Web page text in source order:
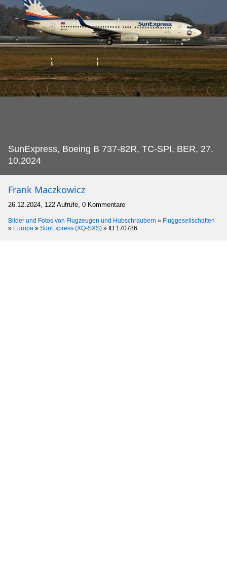
SunExpress, Boeing B 737-82R, TC-SPI, BER, 27.
10.2024
Frank Maczkowicz
26.12.2024, 122 Aufrufe, 0 Kommentare
Bilder und Fotos von Flugzeugen und Hubschraubern » Fluggesellschaften
» Europa » SunExpress (XQ-SXS) » ID 170786